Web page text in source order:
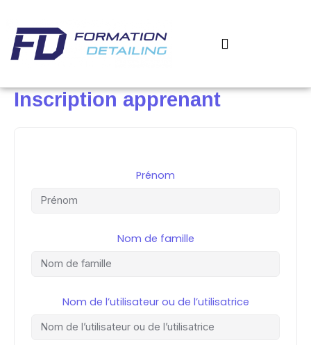
contenu
Inscription apprenant
Prénom
Nom de famille
Nom de l’utilisateur ou de l’utilisatrice